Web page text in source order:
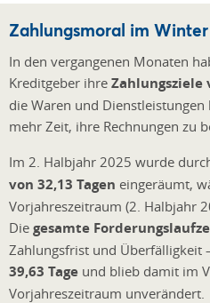
Zahlungsmoral im
In den vergangenen Monaten
Kreditgeber ihre Zahlungsziele
die Waren und
mehr Zeit, ihre Rechnungen zu
Im 2. Halbjahr 2025 wurde
von 32,13 Tagen eingeräumt,
Vorjahreszeitraum (2. Halbjahr
Die gesamte
Zahlungsfrist und Überfälligkeit
39,63 Tage und blieb damit im
Vorjahreszeitraum unverändert.